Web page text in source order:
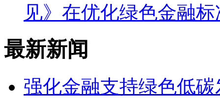
见》在优化绿色金融
最新新闻
强化金融支持绿色低碳